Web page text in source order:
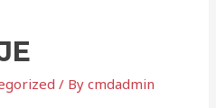
/ Bycmdadmin